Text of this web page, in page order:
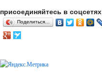
присоединяйтесь в соцсетях
Поделиться…